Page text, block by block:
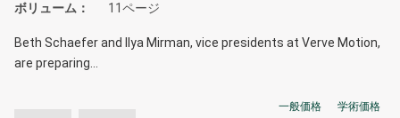
ボリューム 11ページ
Beth Schaefer and Ilya Mirman, vice presidents at Verve Motion,
are preparing…